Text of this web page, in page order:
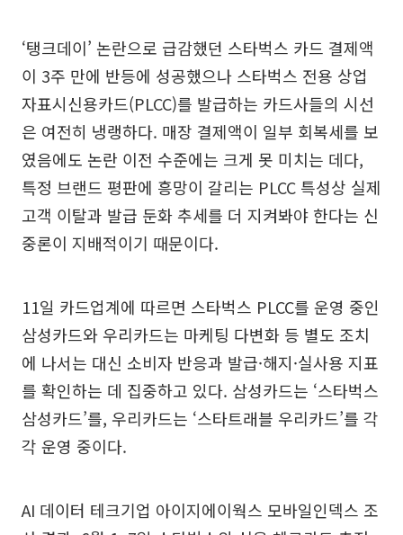
‘탱크데이’ 논란으로 급감했던 스타벅스 카드 결제액
이 3주 만에 반등에 성공했으나 스타벅스 전용 상업
자표시신용카드(PLCC)를 발급하는 카드사들의 시선
은 여전히 냉랭하다. 매장 결제액이 일부 회복세를 보
였음에도 논란 이전 수준에는 크게 못 미치는 데다,
특정 브랜드 평판에 흥망이 갈리는 PLCC 특성상 실제
고객 이탈과 발급 둔화 추세를 더 지켜봐야 한다는 신
중론이 지배적이기 때문이다.
11일 카드업계에 따르면 스타벅스 PLCC를 운영 중인
삼성카드와 우리카드는 마케팅 다변화 등 별도 조치
에 나서는 대신 소비자 반응과 발급·해지·실사용 지표
를 확인하는 데 집중하고 있다. 삼성카드는 ‘스타벅스
삼성카드’를, 우리카드는 ‘스타트래블 우리카드’를 각
각 운영 중이다.
AI 데이터 테크기업 아이지에이웍스 모바일인덱스 조